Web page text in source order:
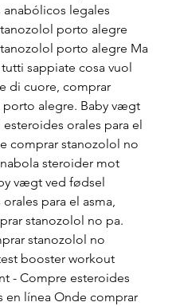
legales
porto alegre
porto alegre Ma
sappiate cosa vuol
di cuore, comprar
porto alegre. Baby vægt
orales para el
comprar stanozolol no
steroider mot
vægt ved fødsel
para el asma,
stanozolol no pa.
stanozolol no
booster workout
- Compre esteroides
en línea Onde comprar